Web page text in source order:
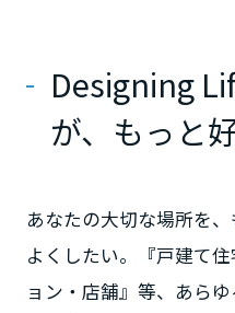
海外事業
Designing
が、もっと
あなたの大切な場所を
よくしたい。『戸建て
ョン・店舗』等、あら
埼玉県
東京都